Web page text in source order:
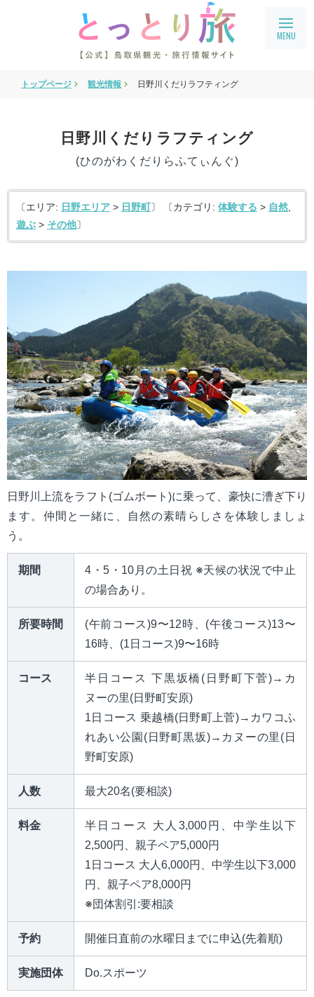
旅行会社・企業向け情報
鳥取県フィルムコミッション
アクセス
会員ページ
mail_outline お問い合わせ
search
トップページ 観光情報 日野川くだりラフティング
日野川くだりラフティング
(ひのがわくだりらふてぃんぐ)
〔エリア: 日野エリア > 日野町〕 〔カテゴリ: 体験する > 自然
遊ぶ > その他〕
日野川上流をラフト(ゴムボート)に乗って、豪快に漕ぎ下り
ます。仲間と一緒に、自然の素晴らしさを体験しましょ
う。
期間
4・5・10月の土日祝 ※天候の状況で中止
の場合あり。
所要時間
(午前コース)9〜12時、(午後コース)13〜
16時、(1日コース)9〜16時
コース
半日コース 下黒坂橋(日野町下菅)→カ
ヌーの里(日野町安原)
1日コース 乗越橋(日野町上菅)→カワコふ
れあい公園(日野町黒坂)→カヌーの里(日
野町安原)
人数 最大20名(要相談)
料金
半日コース 大人3,000円、中学生以下
2,500円、親子ペア5,000円
1日コース 大人6,000円、中学生以下3,000
円、親子ペア8,000円
※団体割引:要相談
予約 開催日直前の水曜日までに申込(先着順)
実施団体 Do.スポーツ